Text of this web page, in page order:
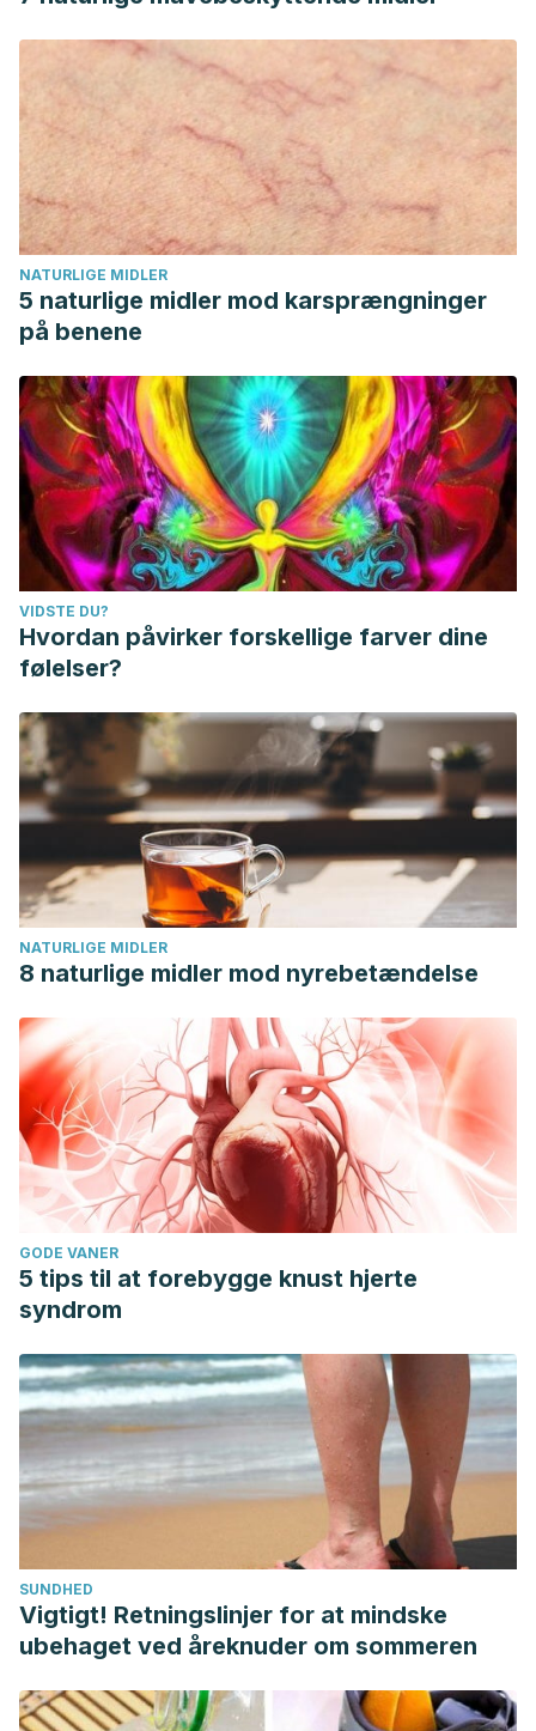
NATURLIGE MIDLER
5 naturlige midler mod karsprængninger
på benene
VIDSTE DU?
Hvordan påvirker forskellige farver dine
følelser?
NATURLIGE MIDLER
8 naturlige midler mod nyrebetændelse
GODE VANER
5 tips til at forebygge knust hjerte
syndrom
SUNDHED
Vigtigt! Retningslinjer for at mindske
ubehaget ved åreknuder om sommeren